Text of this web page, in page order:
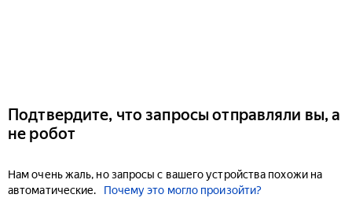
Подтвердите, что запросы отправляли вы, а
не робот
Нам очень жаль, но запросы с вашего устройства похожи на
автоматические.
Почему это могло произойти?